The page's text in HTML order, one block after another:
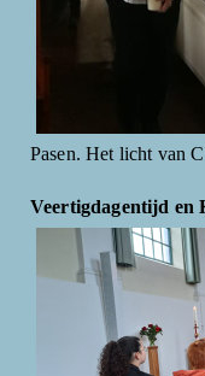
Pasen. Het licht van
Veertigdagentijd en